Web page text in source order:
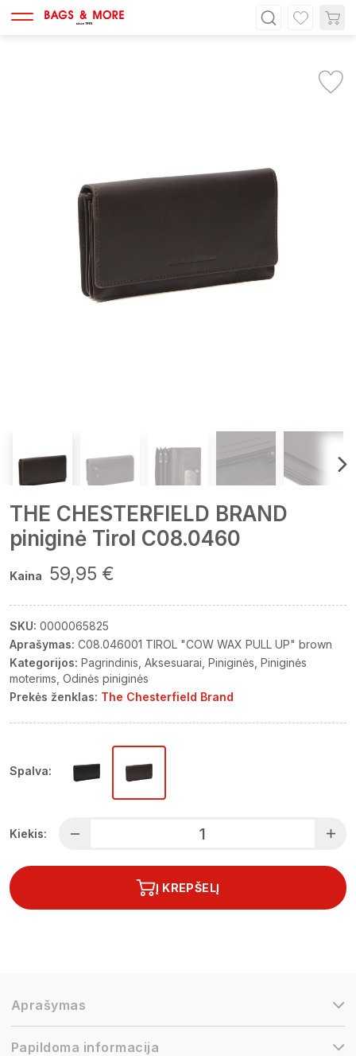
THE CHESTERFIELD BRAND
piniginė Tirol C08.0460
Kaina 59,95 €
SKU: 0000065825
Aprašymas: C08.046001 TIROL "COW WAX PULL UP" brown
Kategorijos: Pagrindinis Aksesuarai Piniginės Piniginės
moterims Odinės piniginės
Prekės ženklas: The Chesterfield Brand
Spalva:
Kiekis:
Į KREPŠELĮ
Aprašymas
Papildoma informacija